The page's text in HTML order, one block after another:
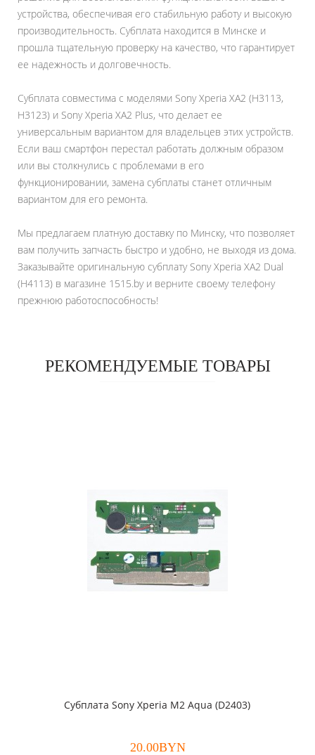
устройства, обеспечивая его стабильную работу и высокую
производительность. Субплата находится в Минске и
прошла тщательную проверку на качество, что гарантирует
ее надежность и долговечность.
Субплата совместима с моделями Sony Xperia XA2 (H3113,
H3123) и Sony Xperia XA2 Plus, что делает ее
универсальным вариантом для владельцев этих устройств.
Если ваш смартфон перестал работать должным образом
или вы столкнулись с проблемами в его
функционировании, замена субплаты станет отличным
вариантом для его ремонта.
Мы предлагаем платную доставку по Минску, что позволяет
вам получить запчасть быстро и удобно, не выходя из дома.
Заказывайте оригинальную субплату Sony Xperia XA2 Dual
(H4113) в магазине 1515.by и верните своему телефону
прежнюю работоспособность!
РЕКОМЕНДУЕМЫЕ ТОВАРЫ
Субплата Sony Xperia M2 Aqua (D2403)
20.00BYN